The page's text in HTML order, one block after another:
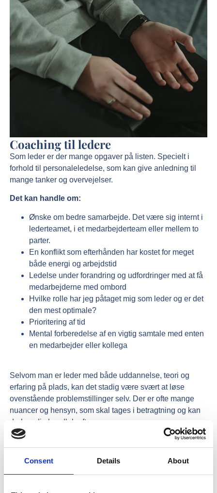
Consent Details About
Coaching til ledere
Som leder er der mange opgaver på listen. Specielt i
forhold til personaleledelse, som kan give anledning til
mange tanker og overvejelser.
Det kan handle om:
Ønske om bedre samarbejde. Det være sig internt i
lederteamet, i et medarbejderteam eller mellem to
parter.
En konflikt som efterhånden har kostet for meget
både energi og arbejdstid
Ledelse under forandring og udfordringer med at få
medarbejderne med ombord
Hvilke rolle har jeg påtaget mig som leder og er det
den mest optimale?
Prioritering af tid
Mental forberedelse af en vigtig samtale med enten
en medarbejder eller kollega
Selvom man er leder med både uddannelse, teori og
erfaring på plads, kan det stadig være svært at løse
ovenstående problemstillinger selv. Der er ofte mange
nuancer og hensyn, som skal tages i betragtning og kan
drukne din handlekraft.
Vores oplevelse er, at det ofte er nok med ganske få
det, du har fået øje på vil virke. Det skaber respekt og
gode resultater.